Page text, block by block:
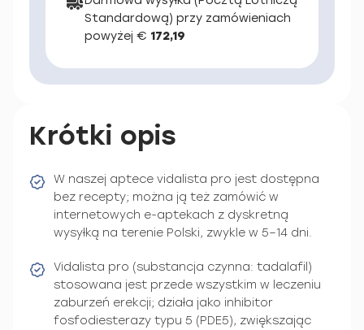
Standardową) przy zamówieniach
powyżej € 172,19
Krótki opis
W naszej aptece vidalista pro jest dostępna
bez recepty; można ją też zamówić w
internetowych e-aptekach z dyskretną
wysyłką na terenie Polski, zwykle w 5–14 dni.
Vidalista pro (substancja czynna: tadalafil)
stosowana jest przede wszystkim w leczeniu
zaburzeń erekcji; działa jako inhibitor
fosfodiesterazy typu 5 (PDE5), zwiększając